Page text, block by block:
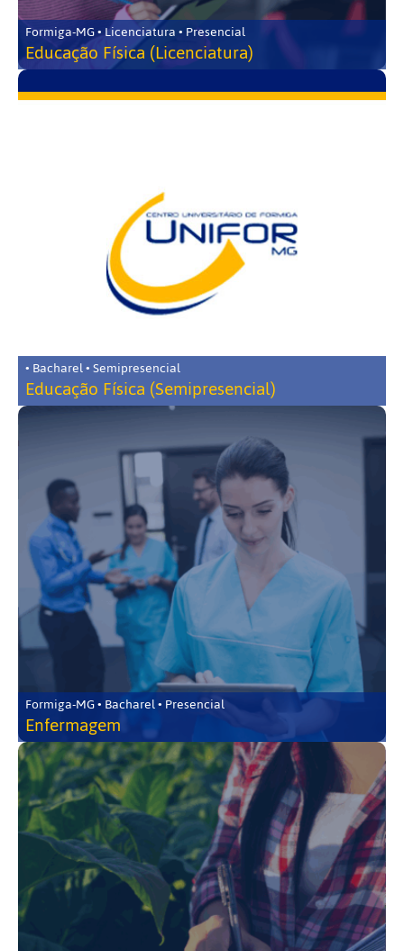
Formiga-MG • Licenciatura • Presencial
Educação Física (Licenciatura)
• Bacharel • Semipresencial
Educação Física (Semipresencial)
Formiga-MG • Bacharel • Presencial
Enfermagem